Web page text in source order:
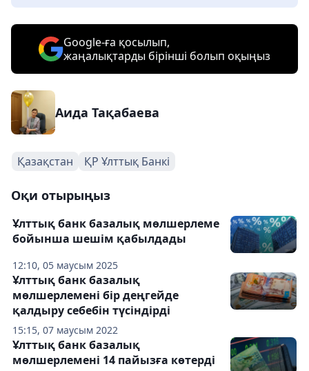
Google-ға қосылып,
жаңалықтарды бірінші болып оқыңыз
Аида Тақабаева
Қазақстан ҚР Ұлттық Банкі
Оқи отырыңыз
12:10, 05 маусым 2025
Ұлттық банк базалық мөлшерлеме
бойынша шешім қабылдады
15:15, 07 маусым 2022
Ұлттық банк базалық
мөлшерлемені бір деңгейде
қалдыру себебін түсіндірді
Ұлттық банк базалық
мөлшерлемені 14 пайызға көтерді